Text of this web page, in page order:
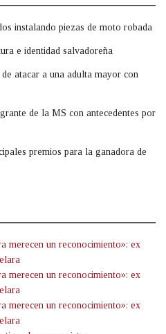
instalando piezas de moto robada
e identidad salvadoreña
atacar a una adulta mayor con
de la MS con antecedentes por
premios para la ganadora de
merecen un reconocimiento»: ex
merecen un reconocimiento»: ex
merecen un reconocimiento»: ex